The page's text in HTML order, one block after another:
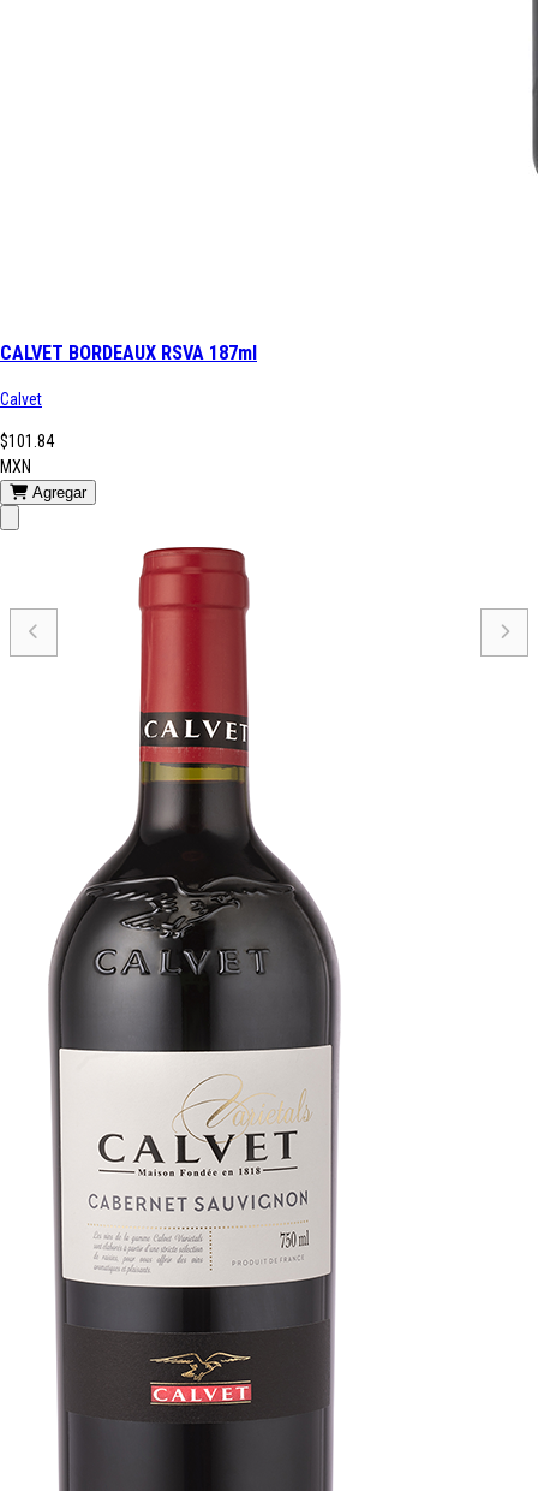
CALVET BORDEAUX RSVA 187ml
Calvet
$101.84
MXN
Agregar